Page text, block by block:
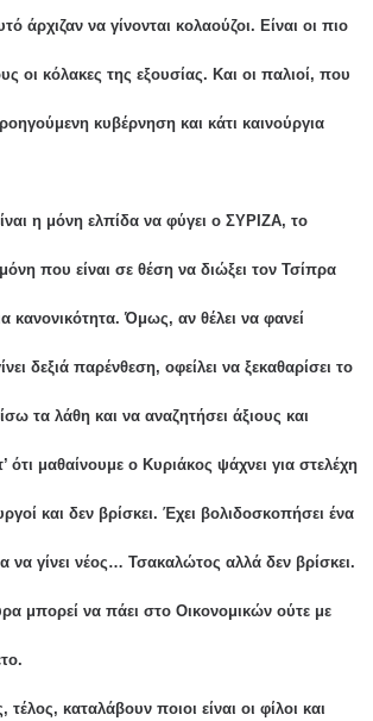
άρχιζαν να γίνονται κολαούζοι. Είναι οι πιο
οι κόλακες της εξουσίας. Και οι παλιοί, που
κυβέρνηση και κάτι καινούργια
η μόνη ελπίδα να φύγει ο ΣΥΡΙΖΑ, το
που είναι σε θέση να διώξει τον Τσίπρα
κανονικότητα. Όμως, αν θέλει να φανεί
δεξιά παρένθεση, οφείλει να ξεκαθαρίσει το
τα λάθη και να αναζητήσει άξιους και
ότι μαθαίνουμε ο Κυριάκος ψάχνει για στελέχη
και δεν βρίσκει. Έχει βολιδοσκοπήσει ένα
γίνει νέος… Τσακαλώτος αλλά δεν βρίσκει.
μπορεί να πάει στο Οικονομικών ούτε με
καταλάβουν ποιοι είναι οι φίλοι και